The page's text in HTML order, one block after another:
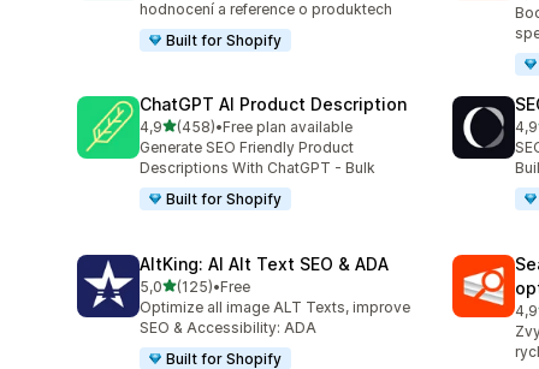
hodnocení a reference o produktech
Built for Shopify
ChatGPT AI Product Description
4,9z 5 hvězd
(458)
Celkový počet recenzí: 458
•Free plan available
Generate SEO Friendly Product
Descriptions With ChatGPT - Bulk
Built for Shopify
4,9
AltKing: AI Alt Text SEO & ADA
5,0z 5 hvězd
(125)
Celkový počet recenzí: 125
•Free
Optimize all image ALT Texts, improve
SEO & Accessibility: ADA
Built for Shopify
4,9